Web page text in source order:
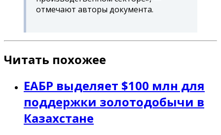
отмечают авторы документа.
Читать похожее
ЕАБР выделяет $100 млн для
поддержки золотодобычи в
Казахстане